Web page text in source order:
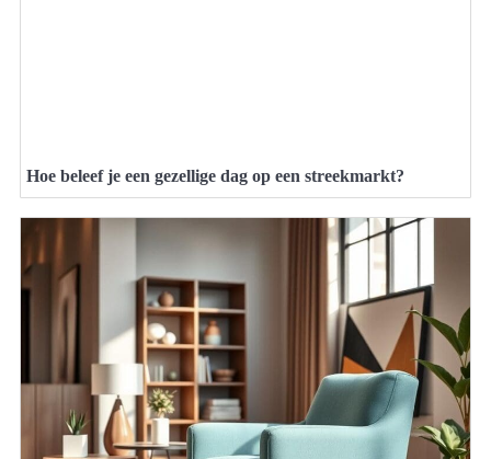
Hoe beleef je een gezellige dag op een streekmarkt?